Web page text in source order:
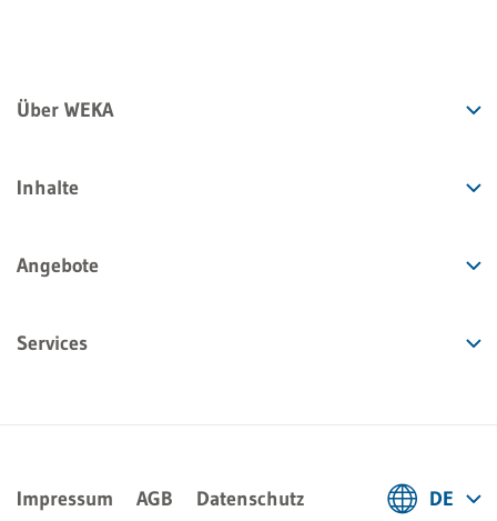
Über WEKA
Inhalte
Angebote
Services
Impressum AGB Datenschutz DE